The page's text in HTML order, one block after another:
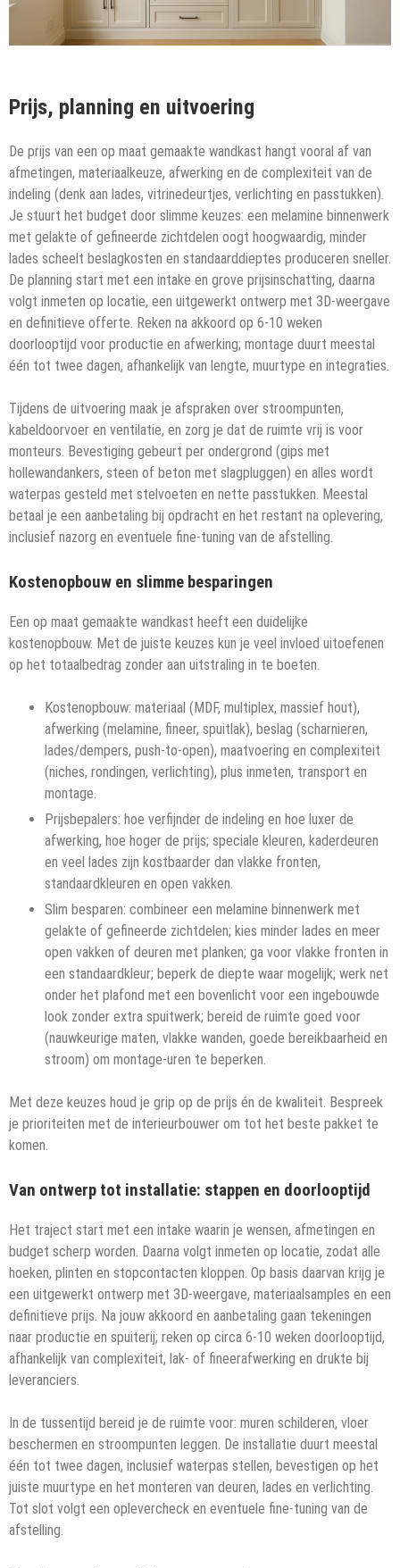
Prijs, planning en uitvoering
De prijs van een op maat gemaakte wandkast hangt vooral af van
afmetingen, materiaalkeuze, afwerking en de complexiteit van de
indeling (denk aan lades, vitrinedeurtjes, verlichting en passtukken).
Je stuurt het budget door slimme keuzes: een melamine binnenwerk
met gelakte of gefineerde zichtdelen oogt hoogwaardig, minder
lades scheelt beslagkosten en standaarddieptes produceren sneller.
De planning start met een intake en grove prijsinschatting, daarna
volgt inmeten op locatie, een uitgewerkt ontwerp met 3D-weergave
en definitieve offerte. Reken na akkoord op 6-10 weken
doorlooptijd voor productie en afwerking; montage duurt meestal
één tot twee dagen, afhankelijk van lengte, muurtype en integraties.
Tijdens de uitvoering maak je afspraken over stroompunten,
kabeldoorvoer en ventilatie, en zorg je dat de ruimte vrij is voor
monteurs. Bevestiging gebeurt per ondergrond (gips met
hollewandankers, steen of beton met slagpluggen) en alles wordt
waterpas gesteld met stelvoeten en nette passtukken. Meestal
betaal je een aanbetaling bij opdracht en het restant na oplevering,
inclusief nazorg en eventuele fine-tuning van de afstelling.
Kostenopbouw en slimme besparingen
Een op maat gemaakte wandkast heeft een duidelijke
kostenopbouw. Met de juiste keuzes kun je veel invloed uitoefenen
op het totaalbedrag zonder aan uitstraling in te boeten.
Kostenopbouw: materiaal (MDF, multiplex, massief hout),
afwerking (melamine, fineer, spuitlak), beslag (scharnieren,
lades/dempers, push-to-open), maatvoering en complexiteit
(niches, rondingen, verlichting), plus inmeten, transport en
montage.
Prijsbepalers: hoe verfijnder de indeling en hoe luxer de
afwerking, hoe hoger de prijs; speciale kleuren, kaderdeuren
en veel lades zijn kostbaarder dan vlakke fronten,
standaardkleuren en open vakken.
Slim besparen: combineer een melamine binnenwerk met
gelakte of gefineerde zichtdelen; kies minder lades en meer
open vakken of deuren met planken; ga voor vlakke fronten in
een standaardkleur; beperk de diepte waar mogelijk; werk net
onder het plafond met een bovenlicht voor een ingebouwde
look zonder extra spuitwerk; bereid de ruimte goed voor
(nauwkeurige maten, vlakke wanden, goede bereikbaarheid en
stroom) om montage-uren te beperken.
Met deze keuzes houd je grip op de prijs én de kwaliteit. Bespreek
je prioriteiten met de interieurbouwer om tot het beste pakket te
komen.
Van ontwerp tot installatie: stappen en doorlooptijd
Het traject start met een intake waarin je wensen, afmetingen en
budget scherp worden. Daarna volgt inmeten op locatie, zodat alle
hoeken, plinten en stopcontacten kloppen. Op basis daarvan krijg je
een uitgewerkt ontwerp met 3D-weergave, materiaalsamples en een
definitieve prijs. Na jouw akkoord en aanbetaling gaan tekeningen
naar productie en spuiterij; reken op circa 6-10 weken doorlooptijd,
afhankelijk van complexiteit, lak- of fineerafwerking en drukte bij
leveranciers.
In de tussentijd bereid je de ruimte voor: muren schilderen, vloer
beschermen en stroompunten leggen. De installatie duurt meestal
één tot twee dagen, inclusief waterpas stellen, bevestigen op het
juiste muurtype en het monteren van deuren, lades en verlichting.
Tot slot volgt een oplevercheck en eventuele fine-tuning van de
afstelling.